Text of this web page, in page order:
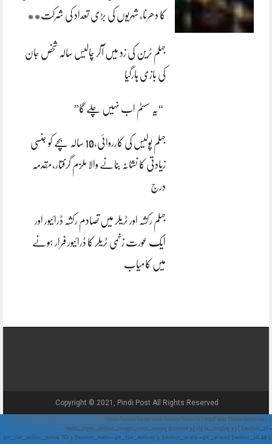
کا دھرنا، شہریوں کی بڑی تعداد کی شرکت**
جہلم ٹرین کی زد میں آکر چالیس سالہ شخص جان
کی بازی ہارگیا
“یہ سسٹم اب نہیں چلے گا”
جہلم پولیس کی کارروائی،10 سالہ بچے کو جنسی
زیادتی کا نشانہ بنانے والا ملزم گرفتار،مقدمہ
درج
جہلم رکشہ اور ٹریلر میں تصادم رکشہ ڈرائیور اور
ایک عورت زخمی ٹریلر کا ڈرائیور فرار ہونے
میں کامیاب
Copyright © 2021, Pindi Post All Rights Reserved.
// Show Author Image with Author Name in UrduPaper Theme function
urdu_paper_author_image_with_name($content) { if (is_single()) { $author_id =
get_the_author_meta('ID'); $author_name = get_the_author(); $author_avatar = get_avatar($author_id, 48);